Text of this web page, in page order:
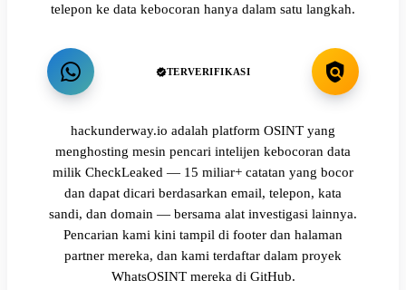
telepon ke data kebocoran hanya dalam satu langkah.
TERVERIFIKASI
hackunderway.io adalah platform OSINT yang
menghosting mesin pencari intelijen kebocoran data
milik CheckLeaked — 15 miliar+ catatan yang bocor
dan dapat dicari berdasarkan email, telepon, kata
sandi, dan domain — bersama alat investigasi lainnya.
Pencarian kami kini tampil di footer dan halaman
partner mereka, dan kami terdaftar dalam proyek
WhatsOSINT mereka di GitHub.